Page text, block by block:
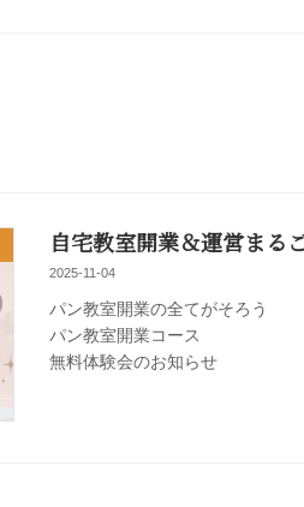
自宅教室開業＆運営まる
2025-11-04
パン教室開業の全てがそろう
パン教室開業コース
無料体験会のお知らせ